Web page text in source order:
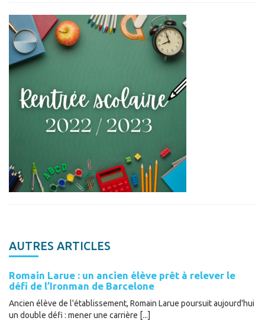
AUTRES ARTICLES
Romain Larue : un ancien élève prêt à relever le
défi de l’Ironman de Barcelone
Ancien élève de l'établissement, Romain Larue poursuit aujourd'hui
un double défi : mener une carrière [...]